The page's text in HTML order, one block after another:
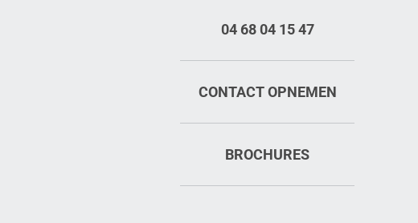
04 68 04 15 47
CONTACT OPNEMEN
BROCHURES